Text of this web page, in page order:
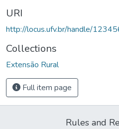
URI
http://locus.ufv.br/handle/
Collections
Extensão Rural
Full item page
Rules and